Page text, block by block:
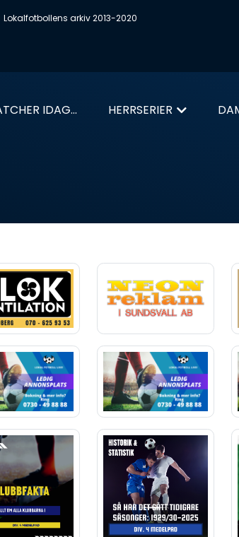
Lokalfotbollens arkiv 2013-2020
IDAG... HERRSERIER